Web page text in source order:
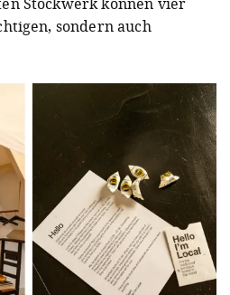
Stockwerk können vier
sondern auch